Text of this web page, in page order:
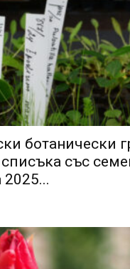
ботанически
със
2025...